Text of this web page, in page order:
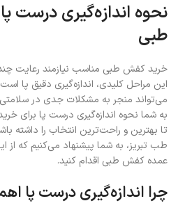
نحوه اندازه‌گیری درست
طبی
خرید کفش طبی مناسب نیازمند رعایت
این مراحل کلیدی، اندازه‌گیری دقیق پا
می‌تواند منجر به مشکلات جدی در سلامتی
به شما نحوه اندازه‌گیری درست پا برای
تا بهترین و راحت‌ترین انتخاب را داشته
طب تبریز، به شما پیشنهاد می‌کنیم که از
عمده کفش طبی اقدام کنید.
چرا اندازه‌گیری درست پا